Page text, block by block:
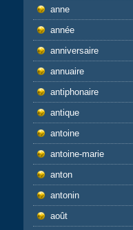
anne
année
anniversaire
annuaire
antiphonaire
antique
antoine
antoine-marie
anton
antonin
août